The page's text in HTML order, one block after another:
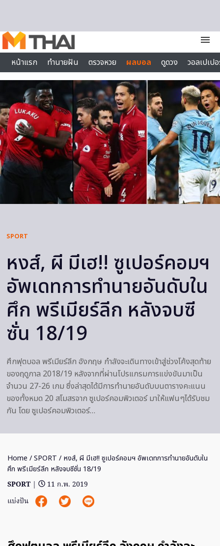
menu
หน้าแรก
ทำนายฝัน ตรวจหวย ผลบอล ดูดวง
วอลเปเป
ไลฟ์สไตล์
SPORT
หงส์, ผี มีเฮ!! ซูเปอร์คอมฯ
อัพเดทการทำนายอันดับใน
ศึก พรีเมียร์ลีก หลังจบซี
ซั่น 18/19
ศึกฟุตบอล พรีเมียร์ลีก อังกฤษ กำลังจะเดินทางเข้าสู่ช่วงโค้งสุดท้าย
ของฤดูกาล 2018/19 หลังจากที่ผ่านโปรแกรมการแข่งขันมาเป็น
จำนวน 27-26 เกม ซึ่งล่าสุดได้มีการทำนายอันดับบนตารางคะแนน
ของทั้งหมด 20 สโมสรจาก ซูเปอร์คอมพิวเตอร์ มาให้แฟนๆได้รับชม
กัน โดย ซูเปอร์คอมพิวเตอร์…
Home /SPORT / หงส์, ผี มีเฮ!! ซูเปอร์คอมฯ อัพเดทการทำนายอันดับใน
ศึก พรีเมียร์ลีก หลังจบซีซั่น 18/19
SPORT |
11 ก.พ. 2019
แบ่งปัน